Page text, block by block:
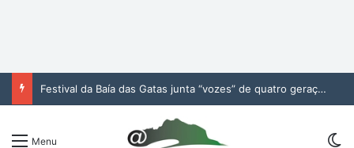
Festival da Baía das Gatas junta “vozes” de quatro gerações da música cabo-verdiana na segunda noite
Menu